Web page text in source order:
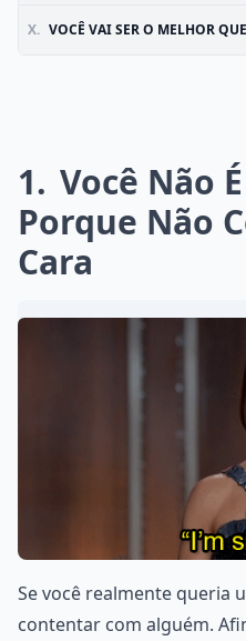
X. VOCÊ VAI SER O MELHOR
1
Você Não
Porque Não
Cara
Se você realmente queria
contentar com alguém.